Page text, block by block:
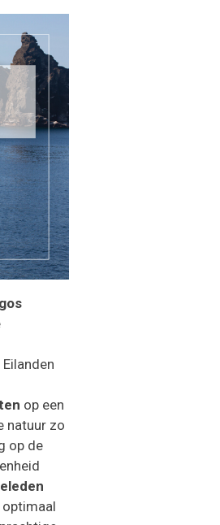
op een
natuur zo
op de